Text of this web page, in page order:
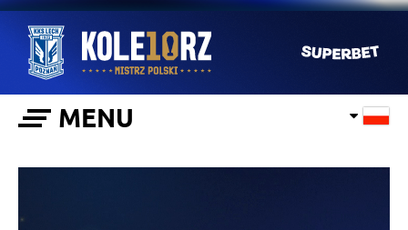
MENU